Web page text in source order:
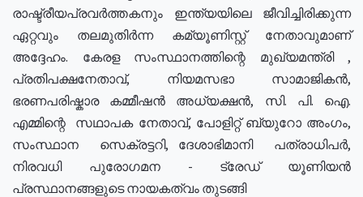
രാഷ്ട്രീയപ്രവർത്തകനും ഇന്ത്യയിലെ ജീവിച്ചിരിക്കുന്ന
ഏറ്റവും തലമുതിർന്ന കമ്യൂണിസ്റ്റ് നേതാവുമാണ്
അദ്ദേഹം. കേരള സംസ്ഥാനത്തിന്റെ മുഖ്യമന്ത്രി ,
പ്രതിപക്ഷനേതാവ്, നിയമസഭാ സാമാജികൻ,
ഭരണപരിഷ്കാര കമ്മീഷൻ അധ്യക്ഷൻ, സി. പി. ഐ.
എമ്മിന്റെ സഥാപക നേതാവ്, പോളിറ്റ് ബ്യുറോ അംഗം,
സംസ്ഥാന സെക്രട്ടറി, ദേശാഭിമാനി പത്രാധിപർ,
നിരവധി പുരോഗമന - ട്രേഡ് യൂണിയൻ
പ്രസ്ഥാനങ്ങളുടെ നായകത്വം തുടങ്ങി